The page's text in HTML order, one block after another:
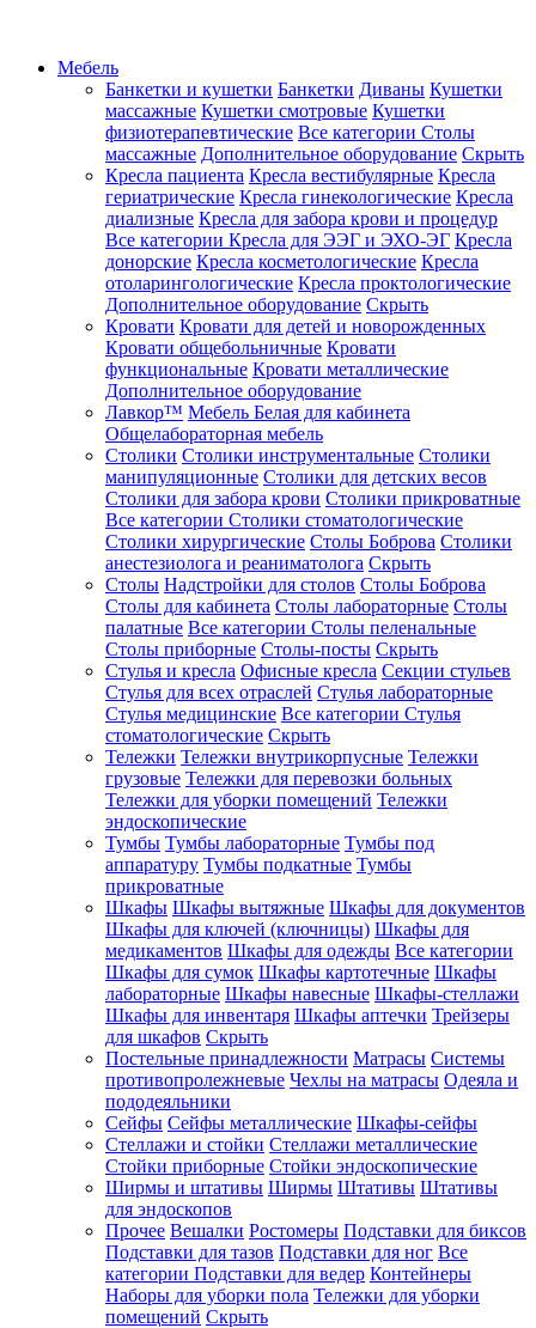
Мебель
Банкетки и кушетки Банкетки Диваны Кушетки
массажные Кушетки смотровые Кушетки
физиотерапевтические Все категории Столы
массажные Дополнительное оборудование Скрыть
Кресла пациента Кресла вестибулярные Кресла
гериатрические Кресла гинекологические Кресла
диализные Кресла для забора крови и процедур
Все категории Кресла для ЭЭГ и ЭХО-ЭГ Кресла
донорские Кресла косметологические Кресла
отоларингологические Кресла проктологические
Дополнительное оборудование Скрыть
Кровати Кровати для детей и новорожденных
Кровати общебольничные Кровати
функциональные Кровати металлические
Дополнительное оборудование
Лавкор™ Мебель Белая для кабинета
Общелабораторная мебель
Столики Столики инструментальные Столики
манипуляционные Столики для детских весов
Столики для забора крови Столики прикроватные
Все категории Столики стоматологические
Столики хирургические Столы Боброва Столики
анестезиолога и реаниматолога Скрыть
Столы Надстройки для столов Столы Боброва
Столы для кабинета Столы лабораторные Столы
палатные Все категории Столы пеленальные
Столы приборные Столы-посты Скрыть
Стулья и кресла Офисные кресла Секции стульев
Стулья для всех отраслей Стулья лабораторные
Стулья медицинские Все категории Стулья
стоматологические Скрыть
Тележки Тележки внутрикорпусные Тележки
грузовые Тележки для перевозки больных
Тележки для уборки помещений Тележки
эндоскопические
Тумбы Тумбы лабораторные Тумбы под
аппаратуру Тумбы подкатные Тумбы
прикроватные
Шкафы Шкафы вытяжные Шкафы для документов
Шкафы для ключей (ключницы) Шкафы для
медикаментов Шкафы для одежды Все категории
Шкафы для сумок Шкафы картотечные Шкафы
лабораторные Шкафы навесные Шкафы-стеллажи
Шкафы для инвентаря Шкафы аптечки Трейзеры
для шкафов Скрыть
Постельные принадлежности Матрасы Системы
противопролежневые Чехлы на матрасы Одеяла и
пододеяльники
Сейфы Сейфы металлические Шкафы-сейфы
Стеллажи и стойки Стеллажи металлические
Стойки приборные Стойки эндоскопические
Ширмы и штативы Ширмы Штативы Штативы
для эндоскопов
Прочее Вешалки Ростомеры Подставки для биксов
Подставки для тазов Подставки для ног Все
категории Подставки для ведер Контейнеры
Наборы для уборки пола Тележки для уборки
помещений Скрыть